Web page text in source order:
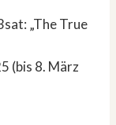
„The True
(bis 8. März